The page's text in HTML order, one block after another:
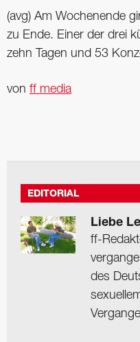
(avg) Am Wochenende
zu Ende. Einer der drei
zehn Tagen und 53
von ff media
EDITORIAL
Liebe
ff-
des